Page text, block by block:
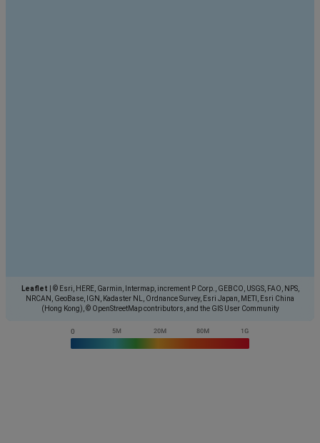
Leaflet
© Esri, HERE, Garmin, Intermap, increment P Corp., GEBCO, USGS, FAO, NPS,
NRCAN, GeoBase, IGN, Kadaster NL, Ordnance Survey, Esri Japan, METI, Esri China
(Hong Kong), © OpenStreetMap contributors, and the GIS User Community